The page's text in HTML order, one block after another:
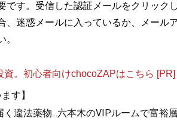
す。受信した認証メールをクリック
迷惑メールに入っているか、メール
。
。初心者向けchocoZAPはこちら [PR]
す】
違法薬物...六本木のVIPルームで富裕